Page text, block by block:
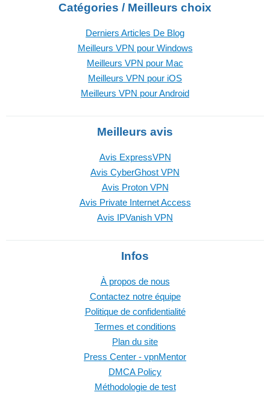
Catégories / Meilleurs choix
Derniers Articles De Blog
Meilleurs VPN pour Windows
Meilleurs VPN pour Mac
Meilleurs VPN pour iOS
Meilleurs VPN pour Android
Meilleurs avis
Avis ExpressVPN
Avis CyberGhost VPN
Avis Proton VPN
Avis Private Internet Access
Avis IPVanish VPN
Infos
À propos de nous
Contactez notre équipe
Politique de confidentialité
Termes et conditions
Plan du site
Press Center - vpnMentor
DMCA Policy
Méthodologie de test